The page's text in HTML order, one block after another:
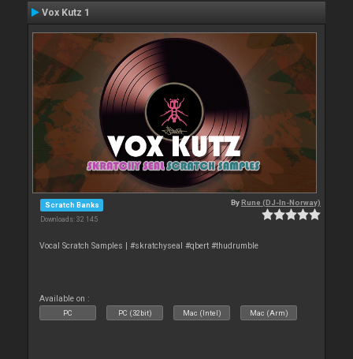
Vox Kutz 1
Scratch Banks
Downloads: 32 145
ByRune (DJ-In-Norway)
Vocal Scratch Samples | #skratchyseal #qbert #thudrumble
Available on :
PC PC (32bit) Mac (Intel) Mac (Arm)